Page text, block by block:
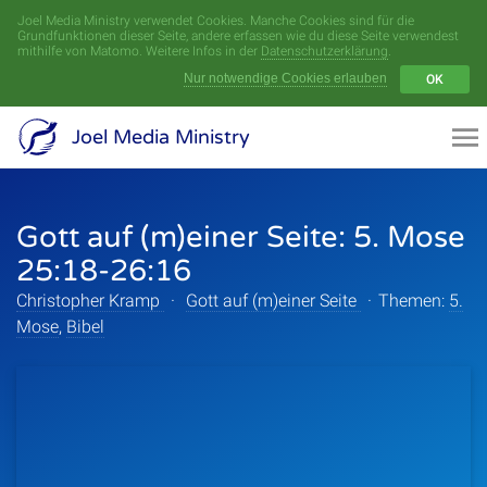
Joel Media Ministry verwendet Cookies. Manche Cookies sind für die
Grundfunktionen dieser Seite, andere erfassen wie du diese Seite verwendest
mithilfe von Matomo. Weitere Infos in der Datenschutzerklärung.
Nur notwendige Cookies erlauben
OK
Joel Media Ministry
Gott auf (m)einer Seite: 5. Mose
25:18-26:16
Christopher Kramp · Gott auf (m)einer Seite · Themen: 5.
Mose, Bibel
Menü
Videoarchiv
Serien